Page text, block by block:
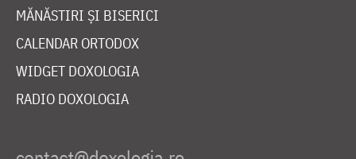
MĂNĂSTIRI ȘI BISERICI
CALENDAR ORTODOX
WIDGET DOXOLOGIA
RADIO DOXOLOGIA